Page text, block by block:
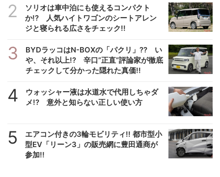
2
ソリオは車中泊にも使えるコンパクト
か!? 人気ハイトワゴンのシートアレン
ジと寝られる広さをチェック!!
3
BYDラッコはN-BOXの「パクリ」?? い
や、それ以上!? 辛口”正直”評論家が徹底
チェックして分かった隠れた真価!!
4
ウォッシャー液は水道水で代用しちゃダ
メ!? 意外と知らない正しい使い方
5
エアコン付きの3輪モビリティ!! 都市型小
型EV「リーン3」の販売網に豊田通商が
参加!!